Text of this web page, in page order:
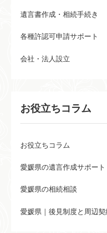
遺言書作成・相続手続き
各種許認可申請サポート
会社・法人設立
お役立ちコラム
お役立ちコラム
愛媛県の遺言作成サポート
愛媛県の相続相談
愛媛県｜後見制度と周辺契